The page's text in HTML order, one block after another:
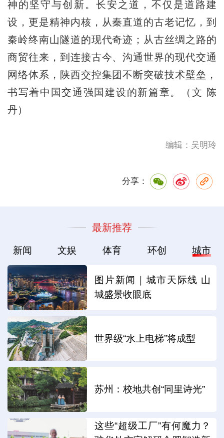
神的坚守与创新。长安之道，不仅是道路建
设，更是精神内核，从秦直道的古老记忆，到
秦岭终南山隧道的现代奇迹；从古丝绸之路的
商贸往来，到连接古今、沟通世界的现代交通
网络体系，陕西交控集团不断突破技术壁垒，
书写着中国交通强国建设的新篇章。（文 陈
丹）
编辑：吴明玲
分享：
最新推荐
新闻 文娱 体育 环创 城市
图片新闻｜城市天际线 山
城盛景收眼底
世界级“水上电梯”将成型
苏州：校地共创“同里诗光”
这些“超级工厂”有何魔力？